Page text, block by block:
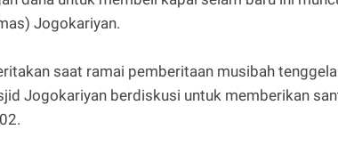
Jogokariyan.
saat ramai pemberitaan musibah
Jogokariyan berdiskusi untuk memberikan